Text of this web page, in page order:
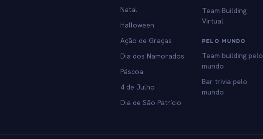
Natal
Halloween
Ação de Graças
Dia dos Namorados
Páscoa
4 de Julho
Dia de São Patrício
Team Building
Virtual
PELO MUNDO
Team building pelo
mundo
Bar trivia pelo
mundo